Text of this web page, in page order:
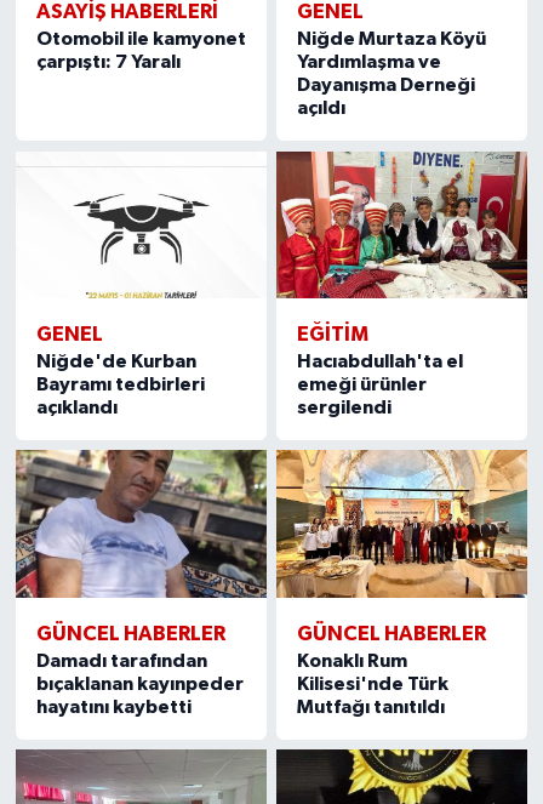
ASAYİŞ HABERLERİ
Otomobil ile kamyonet
çarpıştı: 7 Yaralı
GENEL
Niğde Murtaza Köyü
Yardımlaşma ve
Dayanışma Derneği
açıldı
GENEL
Niğde'de Kurban
Bayramı tedbirleri
açıklandı
EĞİTİM
Hacıabdullah'ta el
emeği ürünler
sergilendi
GÜNCEL HABERLER
Damadı tarafından
bıçaklanan kayınpeder
hayatını kaybetti
GÜNCEL HABERLER
Konaklı Rum
Kilisesi'nde Türk
Mutfağı tanıtıldı